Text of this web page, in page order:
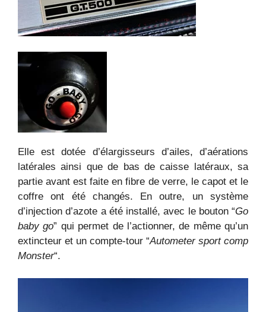
Elle est dotée d’élargisseurs d’ailes, d’aérations
latérales ainsi que de bas de caisse latéraux, sa
partie avant est faite en fibre de verre, le capot et le
coffre ont été changés. En outre, un système
d’injection d’azote a été installé, avec le bouton “Go
baby go” qui permet de l’actionner, de même qu’un
extincteur et un compte-tour “Autometer sport comp
Monster“.